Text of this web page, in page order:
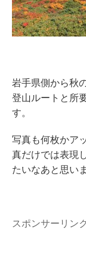
岩手県側から秋
登山ルートと所
す。
写真も何枚かア
真だけでは表現
たいなあと思いま
スポンサーリンク